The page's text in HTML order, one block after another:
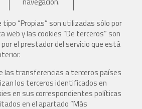
tipo “Propias” son utilizadas sólo por
web y las cookies “De terceros” son
el prestador del servicio que está
las transferencias a terceros países
los terceros identificados en
en sus correspondientes políticas
en el apartado “Más